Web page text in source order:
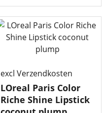
excl Verzendkosten
LOreal Paris Color
Riche Shine Lipstick